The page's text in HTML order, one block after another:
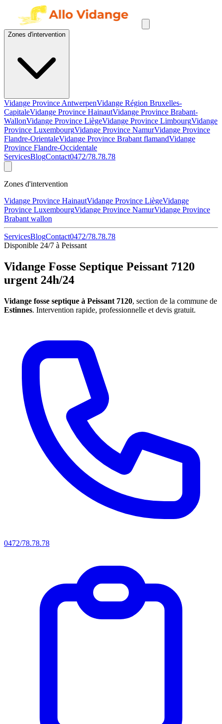
Zones d'intervention
Vidange Province AntwerpenVidange Région Bruxelles-
CapitaleVidange Province HainautVidange Province Brabant-
WallonVidange Province LiègeVidange Province LimbourgVidange
Province LuxembourgVidange Province NamurVidange Province
Flandre-OrientaleVidange Province Brabant flamandVidange
Province Flandre-Occidentale
ServicesBlogContact0472/78.78.78
Zones d'intervention
Vidange Province HainautVidange Province LiègeVidange
Province LuxembourgVidange Province NamurVidange Province
Brabant wallon
ServicesBlogContact0472/78.78.78
Disponible 24/7 à Peissant
Vidange Fosse Septique Peissant 7120
urgent 24h/24
Vidange fosse septique à Peissant 7120, section de la commune de
Estinnes. Intervention rapide, professionnelle et devis gratuit.
0472/78.78.78